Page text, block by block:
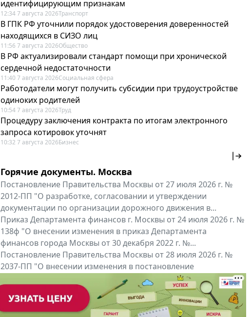
идентифицирующим признакам
12:34 7 августа 2026Транспорт
В ГПК РФ уточнили порядок удостоверения доверенностей
находящихся в СИЗО лиц
11:56 7 августа 2026Общество
В РФ актуализировали стандарт помощи при хронической
сердечной недостаточности
11:40 7 августа 2026Социальная сфера
Работодатели могут получить субсидии при трудоустройстве
одиноких родителей
10:54 7 августа 2026Труд
Процедуру заключения контракта по итогам электронного
запроса котировок уточнят
10:32 7 августа 2026Бизнес
Горячие документы. Москва
Постановление Правительства Москвы от 27 июля 2026 г. №
2012-ПП "О разработке, согласовании и утверждении
документации по организации дорожного движения в...
Приказ Департамента финансов г. Москвы от 24 июля 2026 г. №
138ф "О внесении изменения в приказ Департамента
финансов города Москвы от 30 декабря 2022 г. №...
Постановление Правительства Москвы от 28 июля 2026 г. №
2037-ПП "О внесении изменения в постановление
Правительства Москвы от 26 июля 2011 г. № 334-ПП"
Все региональные документы Мой регион ...